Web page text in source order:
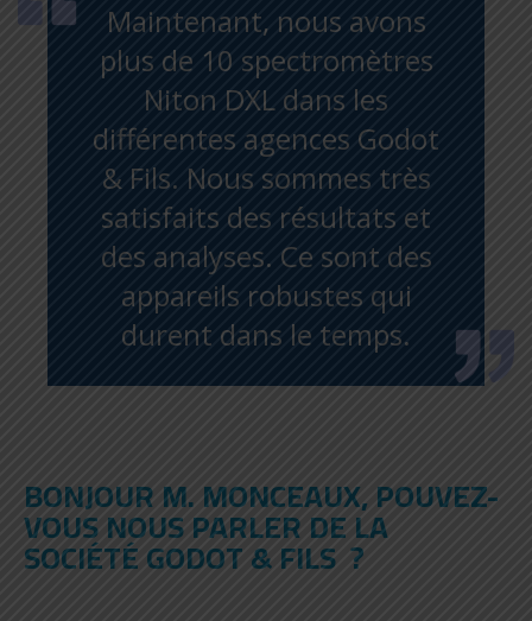
Maintenant, nous avons
plus de 10 spectromètres
Niton DXL dans les
différentes agences Godot
& Fils. Nous sommes très
satisfaits des résultats et
des analyses. Ce sont des
appareils robustes qui
durent dans le temps.
BONJOUR M. MONCEAUX, POUVEZ-
VOUS NOUS PARLER DE LA
SOCIÉTÉ GODOT & FILS ?